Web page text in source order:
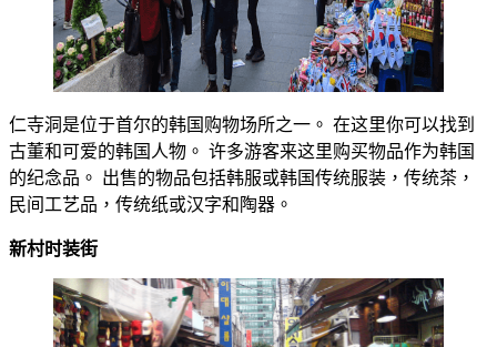
仁寺洞是位于首尔的韩国购物场所之一。 在这里你可以找到
古董和可爱的韩国人物。 许多游客来这里购买物品作为韩国
的纪念品。 出售的物品包括韩服或韩国传统服装，传统茶，
民间工艺品，传统纸或汉字和陶器。
新村时装街